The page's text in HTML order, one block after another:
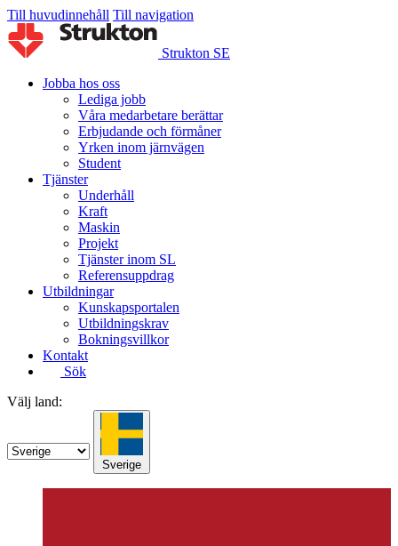
Till huvudinnehåll Till navigation
Strukton SE
Jobba hos oss
Lediga jobb
Våra medarbetare berättar
Erbjudande och förmåner
Yrken inom järnvägen
Student
Tjänster
Underhåll
Kraft
Maskin
Projekt
Tjänster inom SL
Referensuppdrag
Utbildningar
Kunskapsportalen
Utbildningskrav
Bokningsvillkor
Kontakt
Sök
Välj land:
Sverige